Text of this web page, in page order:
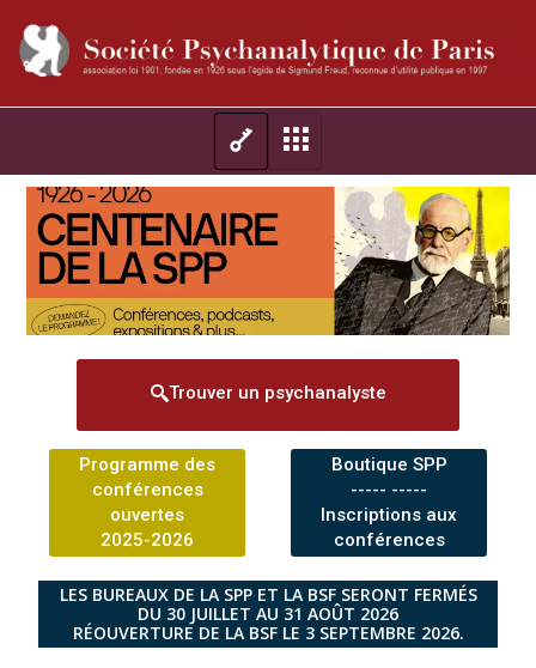
Trouver un psychanalyste
Programme des
conférences
ouvertes
2025-2026
Boutique SPP
----- -----
Inscriptions aux
conférences
LES BUREAUX DE LA SPP ET LA BSF SERONT FERMÉS
DU 30 JUILLET AU 31 AOÛT 2026
RÉOUVERTURE DE LA BSF LE 3 SEPTEMBRE 2026.